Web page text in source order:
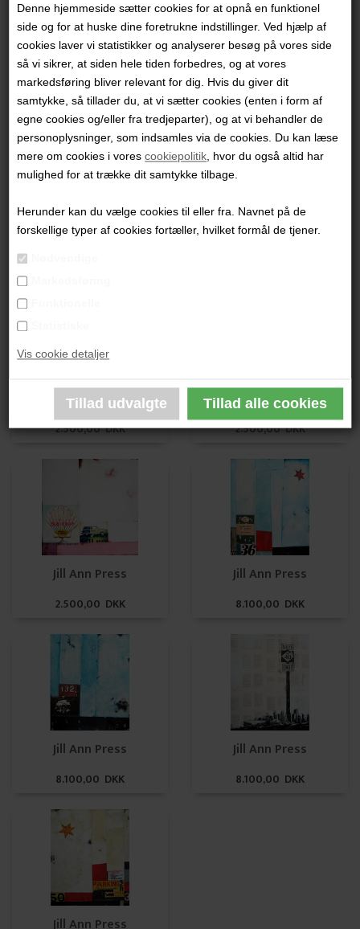
Denne hjemmeside sætter cookies for at opnå en funktionel
side og for at huske dine foretrukne indstillinger. Ved hjælp af
cookies laver vi statistikker og analyserer besøg på vores side
så vi sikrer, at siden hele tiden forbedres, og at vores
markedsføring bliver relevant for dig. Hvis du giver dit
samtykke, så tillader du, at vi sætter cookies (enten i form af
egne cookies og/eller fra tredjeparter), og at vi behandler de
personoplysninger, som indsamles via de cookies. Du kan læse
mere om cookies i vorescookiepolitik , hvor du også altid har
mulighed for at trække dit samtykke tilbage.
Herunder kan du vælge cookies til eller fra. Navnet på de
forskellige typer af cookies fortæller, hvilket formål de tjener.
Vis cookie detaljer
PRODUKTINFORMATION
Andre værker af kunstneren:
Jill Ann Press SOLGT Jill Ann Press
Jill Ann Press SOLGT
2.500,00 DKK
Jill Ann Press SOLGT
2.500,00 DKK
Jill Ann Press
2.500,00 DKK
Jill Ann Press
8.100,00 DKK
Jill Ann Press
8.100,00 DKK
Jill Ann Press
8.100,00 DKK
Jill Ann Press